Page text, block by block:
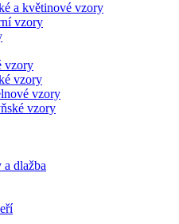
a květinové vzory
vzory
vzory
vzory
vzory
vzory
dlažba